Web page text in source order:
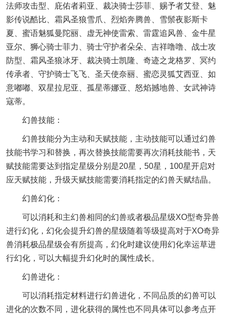
法师攻击型、庇佑者莉亚、裁决骑士莎菲、赐予者艾登、魅
影传说酷比、霜风圣狼雪爪、烈焰奔腾兽、雪鬃夜影斯卡
夏、蜜语魅狐曼陀丽、虚无神使雷索、雷霆追风兽、金牛星
亚尔、狮心骑士菲力、骑士守护者朵朵、吉祥噜噜、战士攻
防型、霜风圣狼冰牙、裁决骑士凯隆、奇迹之龙格罗、冥约
传承者、守护骑士飞飞、圣天使奈丽、蜜恋灵狐艾西亚、如
意嘟嘟、双星拉尼亚、孤星蒂娜亚、怒焰撼地兽、女武神诗
寇蒂。
幻兽技能：
幻兽技能分为主动和天赋技能，主动技能可以通过幻兽
技能书学习和替换，再次替换技能需要再次消耗技能书，天
赋技能需要达到指定星级分别是20星，50星，100星开启对
应天赋技能，升级天赋技能需要消耗指定的幻兽天赋结晶。
幻兽幻化：
可以消耗和主幻兽相同的幻兽或者极品星级XO型奇异兽
进行幻化，幻化会提升幻兽的星级随着等级提高对于XO奇异
兽消耗极品星级会有所提高，幻化时建议使用幻化幸运草进
行幻化，可以大幅提升幻化时的属性成长。
幻兽进化：
可以消耗指定材料进行幻兽进化，不同品质的幻兽可以
进化的次数不同，进化获得的属性也不同具体可以参考点开